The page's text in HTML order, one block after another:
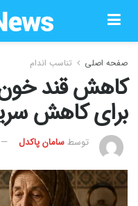
صفحه اصلی تناسب اندام
برای کاهش
توسطسامان پاکدل